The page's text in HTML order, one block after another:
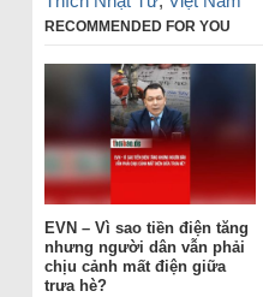
RECOMMENDED FOR YOU
EVN – Vì sao tiền điện tăng
nhưng người dân vẫn phải
chịu cảnh mất điện giữa
trưa hè?